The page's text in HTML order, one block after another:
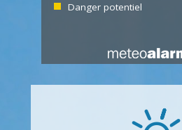
Danger potentiel